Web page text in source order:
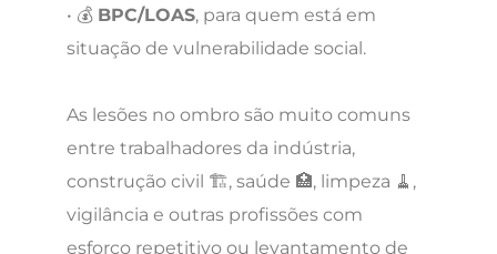
• 💰 BPC/LOAS, para quem está em
situação de vulnerabilidade social.
As lesões no ombro são muito comuns
entre trabalhadores da indústria,
construção civil 🏗️, saúde 🏥, limpeza 🧹,
vigilância e outras profissões com
esforço repetitivo ou levantamento de